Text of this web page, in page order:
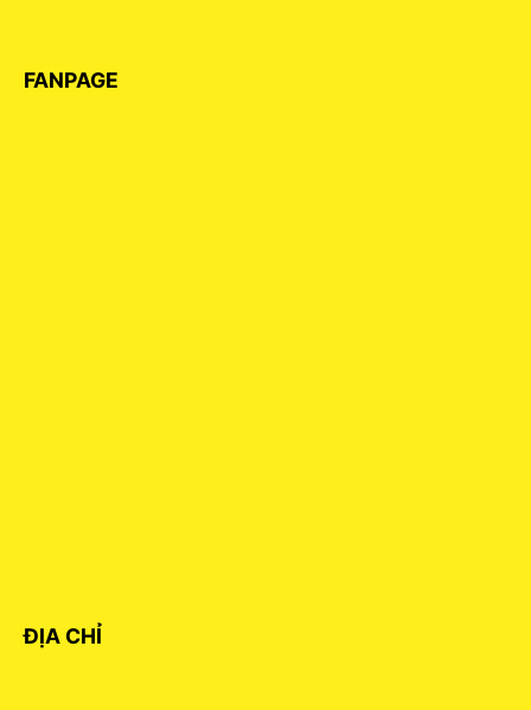
FANPAGE
ĐỊA CHỈ